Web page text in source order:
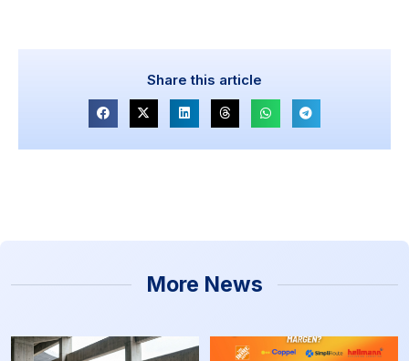
Share this article
More News